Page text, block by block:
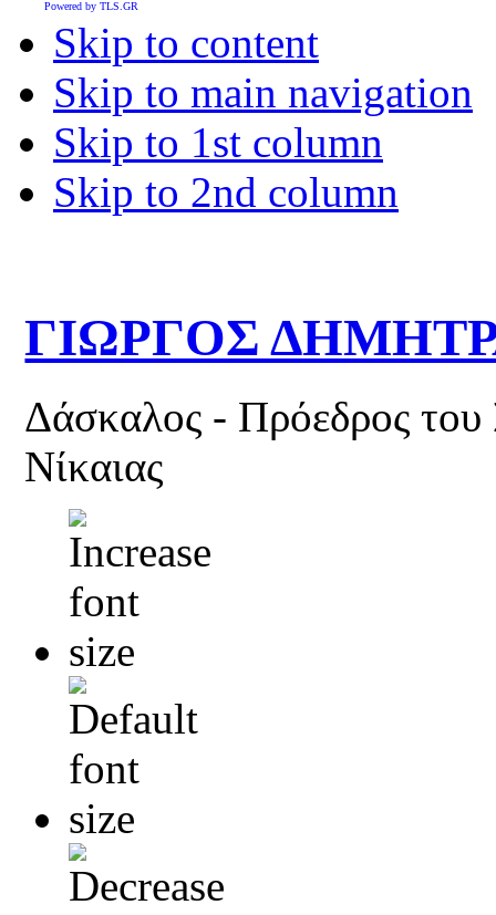
Skip to content
Skip to main navigation
Skip to 1st column
Skip to 2nd column
ΓΙΩΡΓΟΣ
Δάσκαλος - Πρόεδρος
Νίκαιας
Powered by TLS.GR